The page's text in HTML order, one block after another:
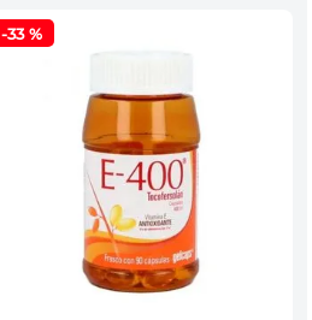
-33 %